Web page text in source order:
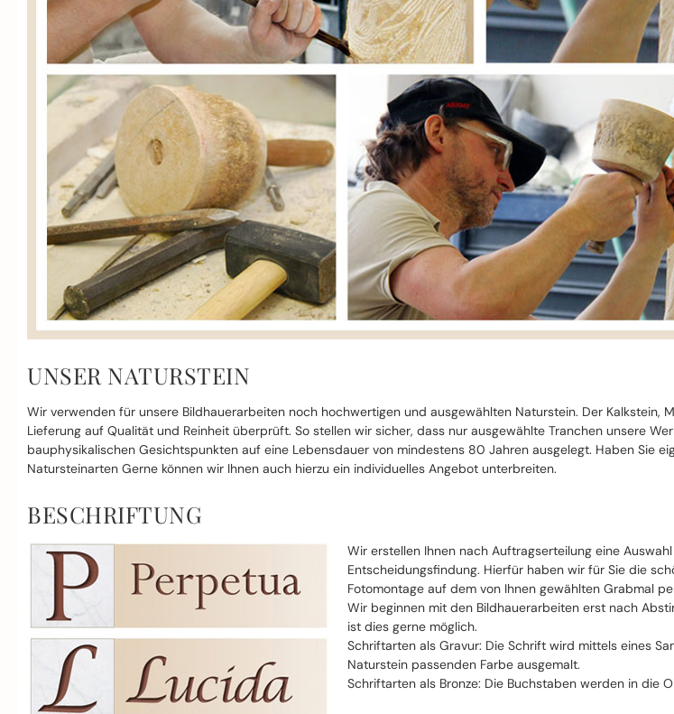
UNSER NATURSTEIN
Wir verwenden für unsere Bildhauerarbeiten noch hochwertigen und ausgewählten Naturstein. Der
Lieferung auf Qualität und Reinheit überprüft. So stellen wir sicher, dass nur ausgewählte Tranchen unsere
bauphysikalischen Gesichtspunkten auf eine Lebensdauer von mindestens 80 Jahren ausgelegt. Haben Sie
Natursteinarten Gerne können wir Ihnen auch hierzu ein individuelles Angebot unterbreiten.
BESCHRIFTUNG
Wir erstellen Ihnen nach Auftragserteilung eine
Entscheidungsfindung. Hierfür haben wir für Sie die
Fotomontage auf dem von Ihnen gewählten Grabmal
Wir beginnen mit den Bildhauerarbeiten erst nach
ist dies gerne möglich.
Schriftarten als Gravur: Die Schrift wird mittels eines
Naturstein passenden Farbe ausgemalt.
Schriftarten als Bronze: Die Buchstaben werden in die